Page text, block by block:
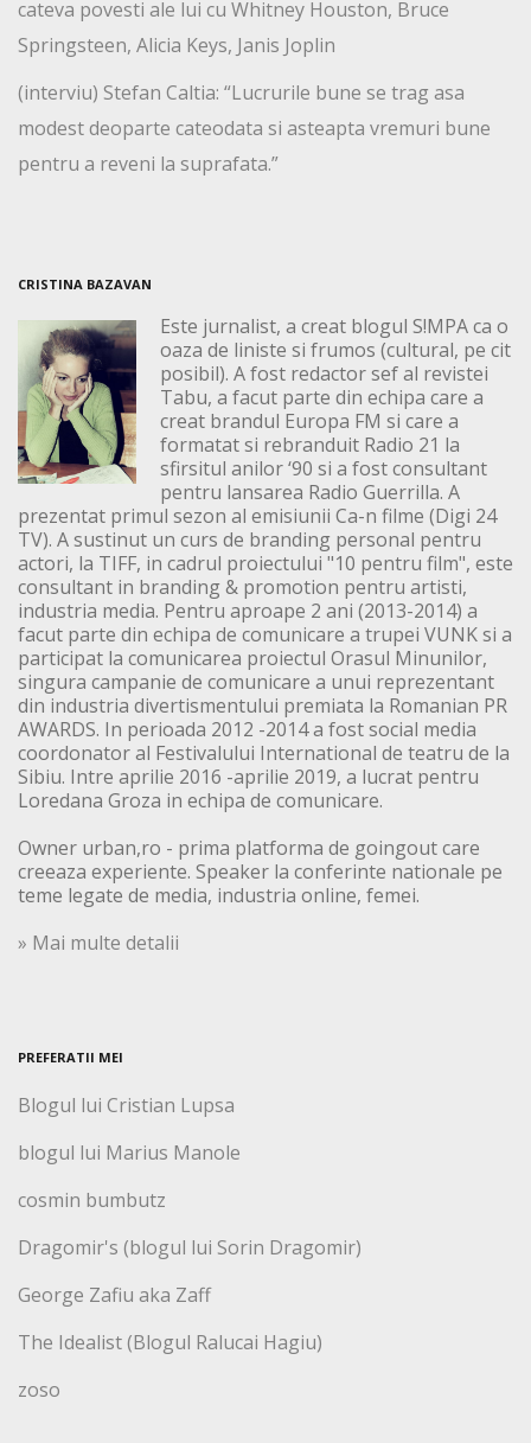
cateva povesti ale lui cu Whitney Houston, Bruce
Springsteen, Alicia Keys, Janis Joplin
(interviu) Stefan Caltia: “Lucrurile bune se trag asa
modest deoparte cateodata si asteapta vremuri bune
pentru a reveni la suprafata.”
CRISTINA BAZAVAN
Este jurnalist, a creat blogul S!MPA ca o
oaza de liniste si frumos (cultural, pe cit
posibil). A fost redactor sef al revistei
Tabu, a facut parte din echipa care a
creat brandul Europa FM si care a
formatat si rebranduit Radio 21 la
sfirsitul anilor ‘90 si a fost consultant
pentru lansarea Radio Guerrilla. A
prezentat primul sezon al emisiunii Ca-n filme (Digi 24
TV). A sustinut un curs de branding personal pentru
actori, la TIFF, in cadrul proiectului "10 pentru film", este
consultant in branding & promotion pentru artisti,
industria media. Pentru aproape 2 ani (2013-2014) a
facut parte din echipa de comunicare a trupei VUNK si a
participat la comunicarea proiectul Orasul Minunilor,
singura campanie de comunicare a unui reprezentant
din industria divertismentului premiata la Romanian PR
AWARDS. In perioada 2012 -2014 a fost social media
coordonator al Festivalului International de teatru de la
Sibiu. Intre aprilie 2016 -aprilie 2019, a lucrat pentru
Loredana Groza in echipa de comunicare.
Owner urban,ro - prima platforma de goingout care
creeaza experiente. Speaker la conferinte nationale pe
teme legate de media, industria online, femei.
» Mai multe detalii
PREFERATII MEI
Blogul lui Cristian Lupsa
blogul lui Marius Manole
cosmin bumbutz
Dragomir's (blogul lui Sorin Dragomir)
George Zafiu aka Zaff
The Idealist (Blogul Ralucai Hagiu)
zoso